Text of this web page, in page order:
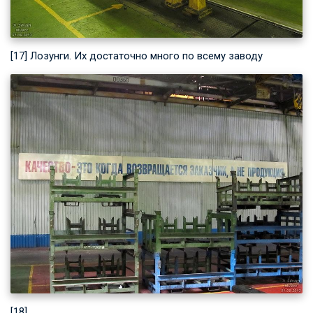
[17] Лозунги. Их достаточно много по всему заводу